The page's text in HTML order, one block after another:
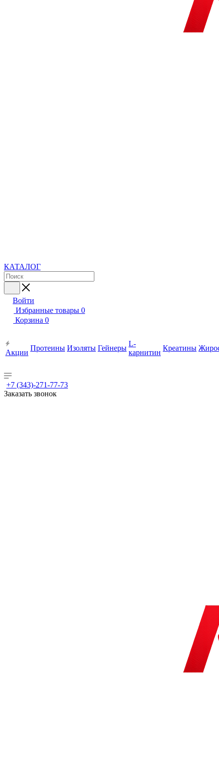
КАТАЛОГ
Войти
Избранные товары 0
Корзина 0
Акции
Протеины Изоляты Гейнеры
L-
карнитин
Креатины
+7 (343)-271-77-73
Заказать звонок